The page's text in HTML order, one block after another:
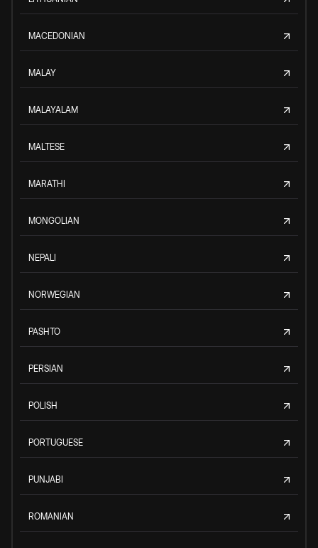
MACEDONIAN
MALAY
MALAYALAM
MALTESE
MARATHI
MONGOLIAN
NEPALI
NORWEGIAN
PASHTO
PERSIAN
POLISH
PORTUGUESE
PUNJABI
ROMANIAN